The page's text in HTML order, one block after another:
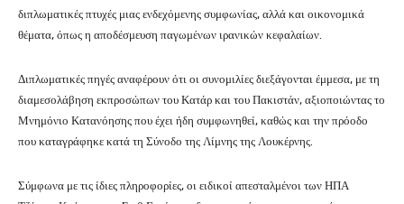
διπλωματικές πτυχές μιας ενδεχόμενης συμφωνίας, αλλά και οικονομικά
θέματα, όπως η αποδέσμευση παγωμένων ιρανικών κεφαλαίων.
Διπλωματικές πηγές αναφέρουν ότι οι συνομιλίες διεξάγονται έμμεσα, με τη
διαμεσολάβηση εκπροσώπων του Κατάρ και του Πακιστάν, αξιοποιώντας το
Μνημόνιο Κατανόησης που έχει ήδη συμφωνηθεί, καθώς και την πρόοδο
που καταγράφηκε κατά τη Σύνοδο της Λίμνης της Λουκέρνης.
Σύμφωνα με τις ίδιες πληροφορίες, οι ειδικοί απεσταλμένοι των ΗΠΑ